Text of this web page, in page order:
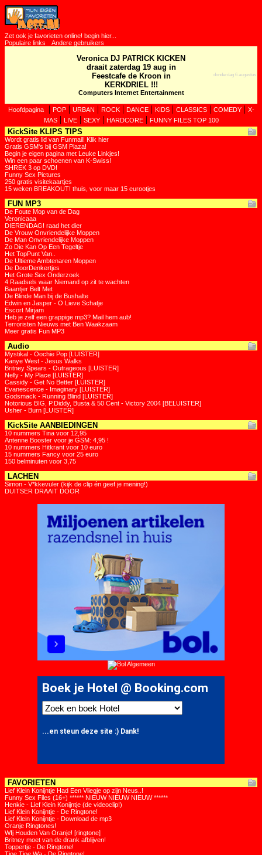
Zet ook je favorieten online! begin hier...
Populaire links
Andere gebruikers
Veronica DJ PATRICK KICKEN
draait zaterdag 19 aug in
Feestcafe de Kroon in
KERKDRIEL !!!
Computers Internet Entertainment
donderdag 6 augustus
Hoofdpagina| POP| URBAN | ROCK| DANCE| KIDS| CLASSICS| COMEDY| X-
MAS| LIVE| SEXY| HARDCORE| FUNNY FILES TOP 100
KickSite KLIPS TIPS
Wordt gratis lid van Funmail! Klik hier
Gratis GSM's bij GSM Plaza!
Begin je eigen pagina met Leuke Linkjes!
Win een paar schoenen van K-Swiss!
SHREK 3 op DVD!
Funny Sex Pictures
250 gratis visitekaartjes
15 weken BREAKOUT! thuis, voor maar 15 eurootjes
FUN MP3
De Foute Mop van de Dag
Veronicaaa
DIERENDAG! raad het dier
De Vrouw Onvriendelijke Moppen
De Man Onvriendelijke Moppen
Zo Die Kan Op Een Tegeltje
Het TopPunt Van..
De Ultieme Ambtenaren Moppen
De DoorDenkertjes
Het Grote Sex Onderzoek
4 Raadsels waar Niemand op zit te wachten
Baantjer Belt Met
De Blinde Man bij de Bushalte
Edwin en Jasper - O Lieve Schatje
Escort Mirjam
Heb je zelf een grappige mp3? Mail hem aub!
Terroristen Nieuws met Ben Waakzaam
Meer gratis Fun MP3
Audio
Mystikal - Oochie Pop [LUISTER]
Kanye West - Jesus Walks
Britney Spears - Outrageous [LUISTER]
Nelly - My Place [LUISTER]
Cassidy - Get No Better [LUISTER]
Evanescence - Imaginary [LUISTER]
Godsmack - Running Blind [LUISTER]
Notorious BIG, P.Diddy, Busta & 50 Cent - Victory 2004 [BELUISTER]
Usher - Burn [LUISTER]
KickSite AANBIEDINGEN
10 nummers Tina voor 12,95
Antenne Booster voor je GSM: 4,95 !
10 nummers Hitkrant voor 10 euro
15 nummers Fancy voor 25 euro
150 belminuten voor 3,75
LACHEN
Simon - V*kkevuler (kijk de clip én geef je mening!)
DUITSER DRAAIT DOOR
FAVORIETEN
Lief Klein Konijntje Had Een Vliegje op zijn Neus..!
Funny Sex Files (16+) ****** NIEUW NIEUW NIEUW ******
Henkie - Lief Klein Konijntje (de videoclip!)
Lief Klein Konijntje - De Ringtone!
Lief Klein Konijntje - Download de mp3
Oranje Ringtones!
WIj Houden Van Oranje! [ringtone]
Britney moet van de drank afblijven!
Toppertje - De Ringtone!